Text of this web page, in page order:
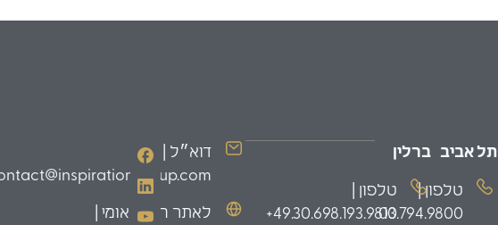
תל אביב
טלפון |
03.794.9800
ברלין
טלפון |
49.30.698.193.9810+
דוא״ל |
לאתר הבינלאומי |